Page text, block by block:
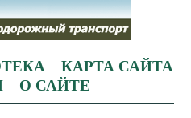
КАРТА САЙТА
О САЙТЕ